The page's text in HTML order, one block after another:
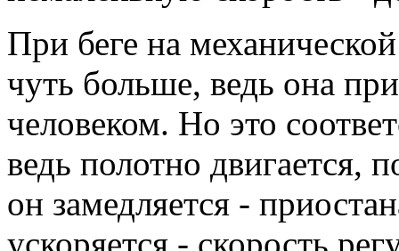
При беге на
чуть больше, ведь она
человеком. Но это
ведь полотно двигается,
он замедляется -
ускоряется - скорость